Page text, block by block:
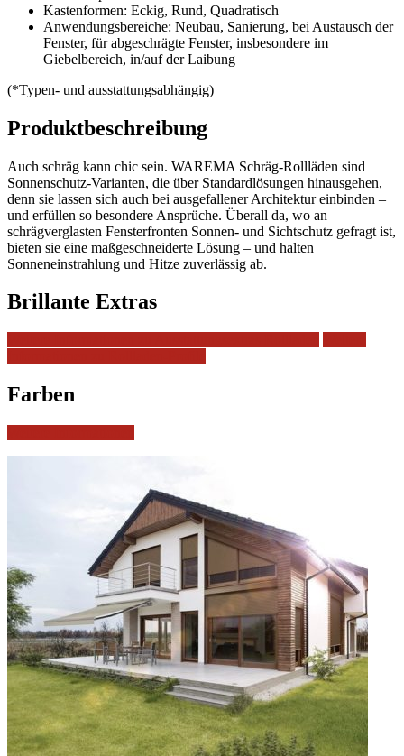
Kastenformen: Eckig, Rund, Quadratisch
Anwendungsbereiche: Neubau, Sanierung, bei Austausch der
Fenster, für abgeschrägte Fenster, insbesondere im
Giebelbereich, in/auf der Laibung
(*Typen- und ausstattungsabhängig)
Produktbeschreibung
Auch schräg kann chic sein. WAREMA Schräg-Rollläden sind
Sonnenschutz-Varianten, die über Standardlösungen hinausgehen,
denn sie lassen sich auch bei ausgefallener Architektur einbinden –
und erfüllen so besondere Ansprüche. Überall da, wo an
schrägverglasten Fensterfronten Sonnen- und Sichtschutz gefragt ist,
bieten sie eine maßgeschneiderte Lösung – und halten
Sonneneinstrahlung und Hitze zuverlässig ab.
Brillante Extras
Farben